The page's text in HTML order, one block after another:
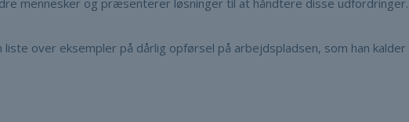
over eksempler på dårlig opførsel på arbejdspladsen, som han kalder